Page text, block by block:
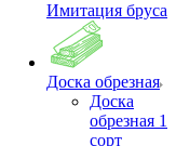
Имитация бруса
Доска обрезная
Доска
обрезная 1
сорт